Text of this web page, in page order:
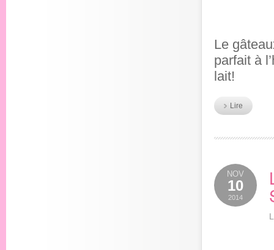
Le
parfait à
lait!
Lire
NOV
10
2014